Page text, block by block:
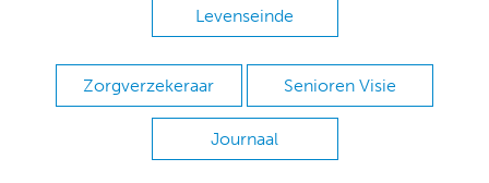
Levenseinde
Zorgverzekeraar Senioren Visie
Journaal